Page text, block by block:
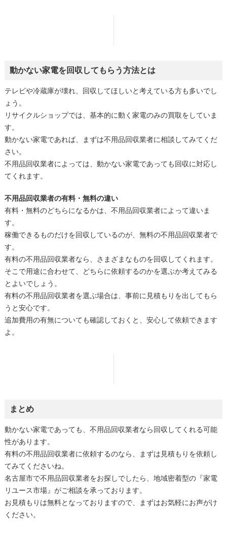
動かない家電を回収してもらう方法とは
テレビや冷蔵庫が壊れ、回収してほしいと考えている方も多いでし
ょう。
リサイクルショップでは、基本的に動く家電のみの買取をしていま
す。
動かない家電であれば、まずは不用品回収業者に相談してみてくだ
さい。
不用品回収業者によっては、動かない家電であっても回収に対応し
てくれます。
不用品回収業者の有料・無料の違い
有料・無料のどちらになるかは、不用品回収業者によって違いま
す。
稼働できるものだけを回収しているのが、無料の不用品回収業者で
す。
有料の不用品回収業者なら、さまざまなものを回収してくれます。
そこで用途に合わせて、どちらに依頼するのかを選ぶか考えてみる
とよいでしょう。
有料の不用品回収業者を選ぶ場合は、事前に見積もりを出してもら
うと安心です。
追加費用の有無についても確認しておくと、安心して依頼できます
よ。
まとめ
動かない家電であっても、不用品回収業者なら回収してくれる可能
性があります。
有料の不用品回収業者に依頼するのなら、まずは見積もりを依頼し
てみてくださいね。
名古屋市で不用品回収業者をお探しでしたら、地域密着型の『家電
リユース市場』がご相談を承っております。
お見積もりは無料となっておりますので、まずはお気軽にお声がけ
ください。